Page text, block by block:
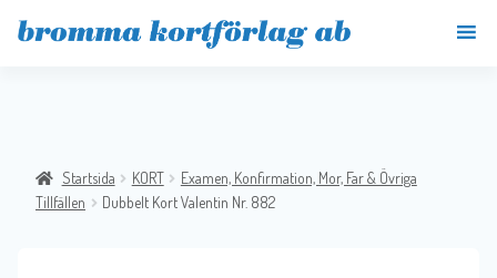
Startsida KORT
Examen, Konfirmation, Mor, Far & Övriga
Tillfällen
Dubbelt Kort Valentin Nr. 882